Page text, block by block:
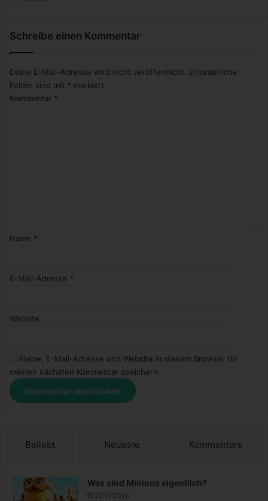
n
t
s
l
Schreibe einen Kommentar
Deine E-Mail-Adresse wird nicht veröffentlicht. Erforderliche
Felder sind mit * markiert
Kommentar *
Name *
E-Mail-Adresse *
Website
Name, E-Mail-Adresse und Website in diesem Browser für
meinen nächsten Kommentar speichern.
Beliebt Neueste Kommentare
Was sind Minions eigentlich?
20.10.2020